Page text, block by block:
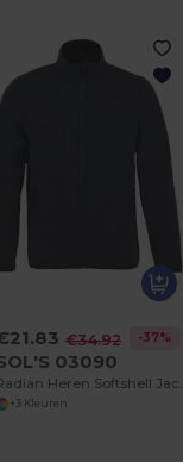
€34.92 -37%
03090
+3 Kleuren